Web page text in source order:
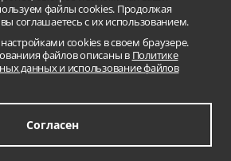
информации сайта
результатов проведения СОУТ
мероприятий
труда
файлы cookies. Продолжая
соглашаетесь с их использованием.
cookies в своем браузере.
файлов описаны в Политике
данных и использование файлов
Согласен